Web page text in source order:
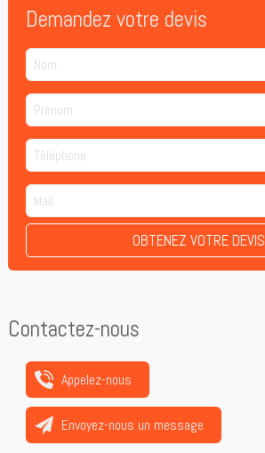
Demandez votre devis
OBTENEZ VOTRE DEVIS
Contactez-nous
Appelez-nous
Envoyez-nous un message